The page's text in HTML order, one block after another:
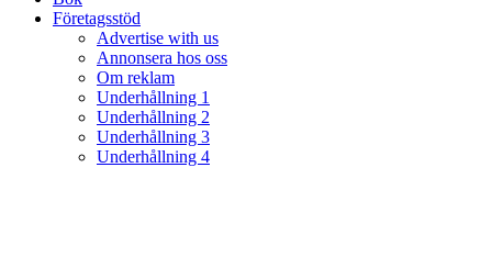
Företagsstöd
Advertise with us
Annonsera hos oss
Om reklam
Underhållning 1
Underhållning 2
Underhållning 3
Underhållning 4